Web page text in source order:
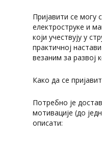
Пријавити се могу
електроструке и
који учествују у
практичној
везаним за развој
Како да се
Потребно је
мотивације (до
описати: